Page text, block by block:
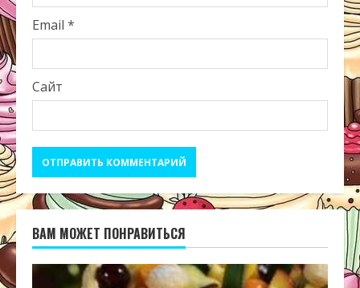
Email *
Сайт
ВАМ МОЖЕТ ПОНРАВИТЬСЯ